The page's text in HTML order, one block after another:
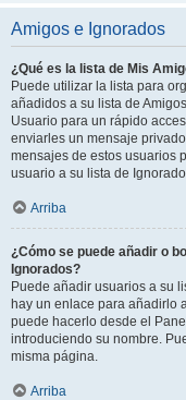
Amigos e Ignorados
¿Qué es la lista de Mis
Puede utilizar la lista para
añadidos a su lista de
Usuario para un rápido
enviarles un mensaje
mensajes de estos usuarios
usuario a su lista de
Arriba
¿Cómo se puede añadir o
Ignorados?
Puede añadir usuarios a su
hay un enlace para añadirlo
puede hacerlo desde el
introduciendo su nombre.
misma página.
Arriba